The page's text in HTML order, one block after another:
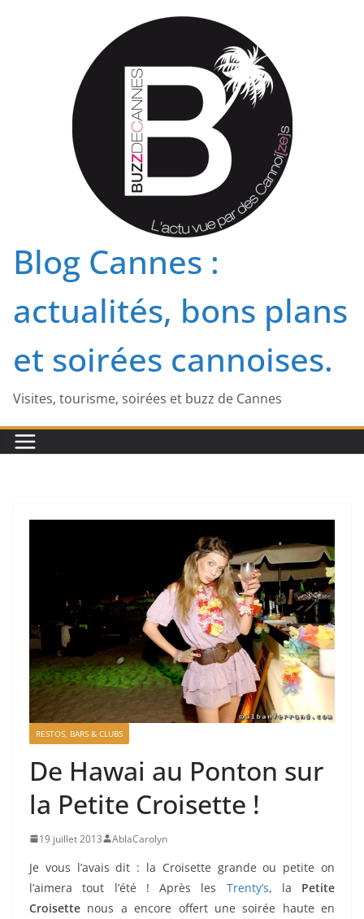
Blog Cannes :
actualités, bons plans
et soirées cannoises.
Visites, tourisme, soirées et buzz de Cannes
RESTOS, BARS & CLUBS
De Hawai au Ponton sur
la Petite Croisette !
19 juillet 2013 AblaCarolyn
Je vous l’avais dit : la Croisette grande ou petite on
l’aimera tout l’été ! Après les Trenty’s, la Petite
Croisette nous a encore offert une soirée haute en